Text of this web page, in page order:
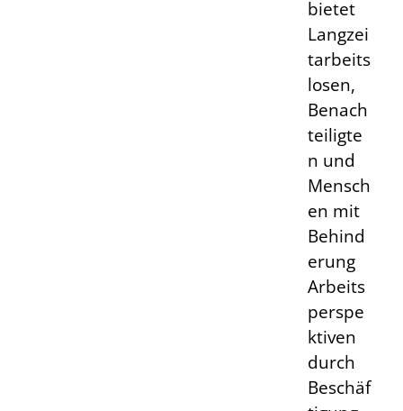
bietet
Langzei
tarbeits
losen,
Benach
teiligte
n und
Mensch
en mit
Behind
erung
Arbeits
perspe
ktiven
durch
Beschäf